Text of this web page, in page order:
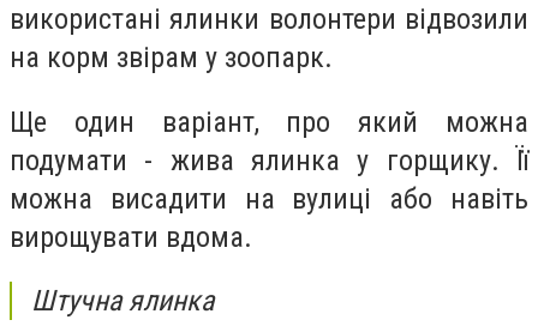
використані ялинки волонтери відвозили
на корм звірам у зоопарк.
Ще один варіант, про який можна
подумати - жива ялинка у горщику. Її
можна висадити на вулиці або навіть
вирощувати вдома.
Штучна ялинка